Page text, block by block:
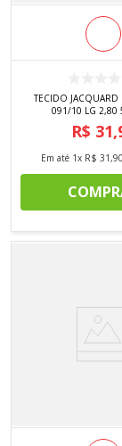
Escolha
nas peças
Qual tecido
Algodão e
bordados
Qual o
Os mais
confira o
Como
Lave,
TECIDO JACQUARD MEDALHAO
091/10 LG 2,80
R$ 31,
Em até 1x R$ 31,90